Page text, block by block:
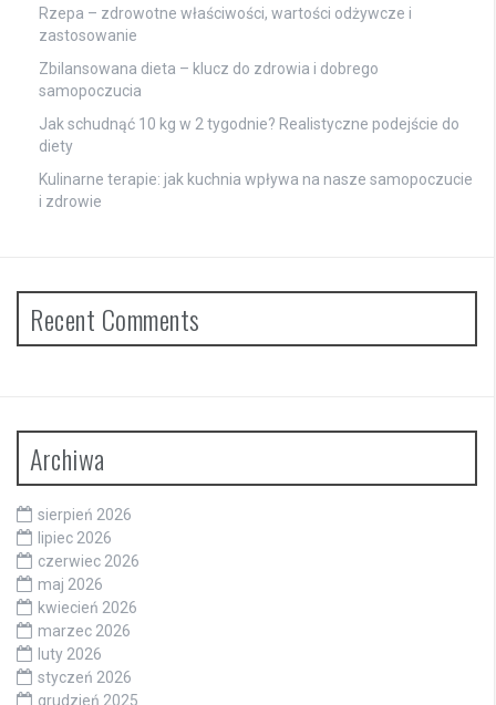
Rzepa – zdrowotne właściwości, wartości odżywcze i
zastosowanie
Zbilansowana dieta – klucz do zdrowia i dobrego
samopoczucia
Jak schudnąć 10 kg w 2 tygodnie? Realistyczne podejście do
diety
Kulinarne terapie: jak kuchnia wpływa na nasze samopoczucie
i zdrowie
Recent Comments
Archiwa
sierpień 2026
lipiec 2026
czerwiec 2026
maj 2026
kwiecień 2026
marzec 2026
luty 2026
styczeń 2026
grudzień 2025